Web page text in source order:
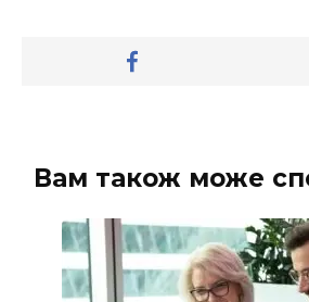
Вам також може